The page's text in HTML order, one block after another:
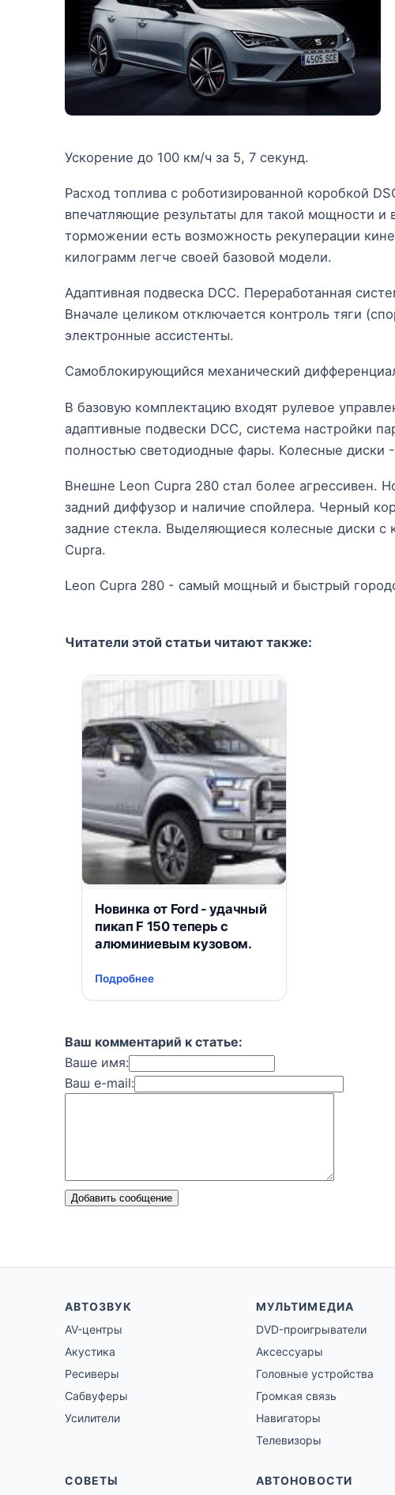
Ускорение до 100 км/ч за 5, 7 секунд.
Расход топлива с роботизированной коробкой
впечатляющие результаты для такой мощности
торможении есть возможность рекуперации
килограмм легче своей базовой модели.
Адаптивная подвеска DCC. Переработанная
Вначале целиком отключается контроль тяги
электронные ассистенты.
Самоблокирующийся механический
В базовую комплектацию входят рулевое
адаптивные подвески DCC, система настройки
полностью светодиодные фары. Колесные диски
Внешне Leon Cupra 280 стал более агрессивен.
задний диффузор и наличие спойлера. Черный
задние стекла. Выделяющиеся колесные диски
Cupra.
Leon Cupra 280 - самый мощный и быстрый
Читатели этой статьи читают также:
Новинка от Ford - удачный
пикап F 150 теперь c
алюминиевым кузовом.
Подробнее
Ваш комментарий к статье:
Ваше имя:
Ваш e-mail:
Добавить сообщение
АВТОЗВУК
AV-центры
Акустика
Ресиверы
Сабвуферы
Усилители
МУЛЬТИМЕДИА
DVD-проигрыватели
Аксессуары
Головные устройства
Громкая связь
Навигаторы
Телевизоры
СОВЕТЫ АВТОНОВОСТИ